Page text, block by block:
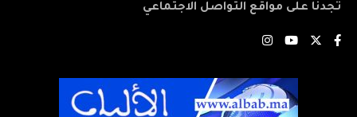
تجدنا على مواقع التواصل الاجتماعي